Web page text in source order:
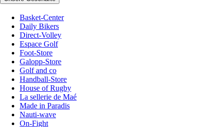
Basket-Center
Daily Bikers
Direct-Volley
Espace Golf
Foot-Store
Galopp-Store
Golf and co
Handball-Store
House of Rugby
La sellerie de Maé
Made in Paradis
Nauti-wave
On-Fight